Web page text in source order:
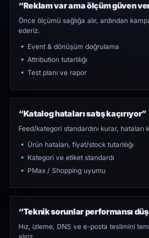
“Reklam var ama ölçüm güven
Önce ölçümü sağlığa alır, ardından
ederiz.
Event & dönüşüm doğrulama
Attribution tutarlılığı
Test planı ve rapor
“Katalog hataları satış kaçırıyor”
Feed/kategori standardını kurar, hataları
Ürün hataları, fiyat/stock tutarlılığı
Kategori ve etiket standardı
PMax / Shopping uyumu
“Teknik sorunlar performansı
Hız, izleme, DNS ve e-posta teslimini